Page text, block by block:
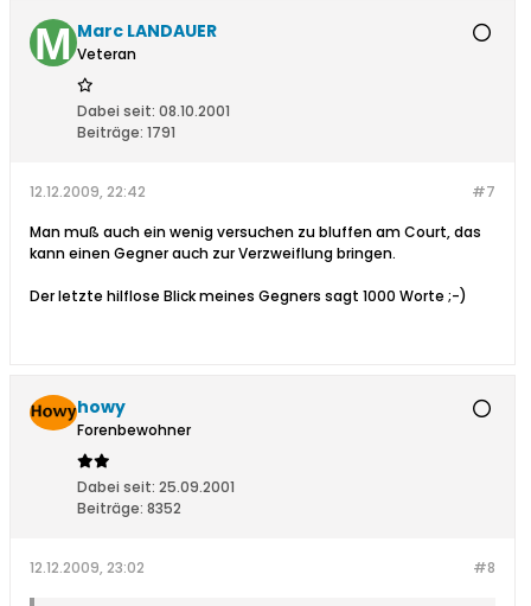
Marc LANDAUER
Veteran
Dabei seit: 08.10.2001
Beiträge: 1791
#7
12.12.2009, 22:42
Man muß auch ein wenig versuchen zu bluffen am Court, das
kann einen Gegner auch zur Verzweiflung bringen.
Der letzte hilflose Blick meines Gegners sagt 1000 Worte ;-)
howy
Forenbewohner
Dabei seit: 25.09.2001
Beiträge: 8352
#8
12.12.2009, 23:02